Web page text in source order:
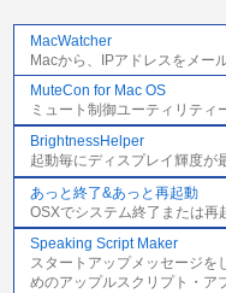
MacWatcher
Macから、IPアドレスをメー
MuteCon for Mac OS
ミュート制御ユーティリティ
BrightnessHelper
起動毎にディスプレイ輝度が
あっと終了&あっと再起動
OSXでシステム終了または再
Speaking Script Maker
スタートアップメッセージを
めのアップルスクリプト・ア